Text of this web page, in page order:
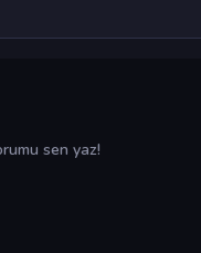
sen yaz!